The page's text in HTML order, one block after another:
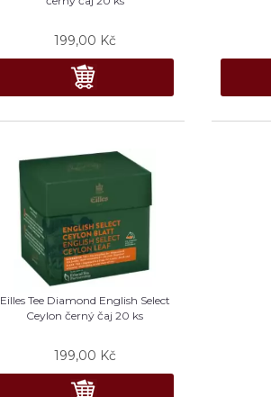
199,00 Kč
Eilles Tee Diamond English Select
Ceylon černý čaj 20 ks
199,00 Kč